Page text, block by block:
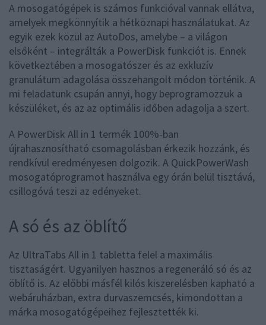
A mosogatógépek is számos funkcióval vannak ellátva,
amelyek megkönnyítik a hétköznapi használatukat. Az
egyik ezek közül az AutoDos, amelybe – a világon
elsőként – integrálták a PowerDisk funkciót is. Ennek
következtében a mosogatószer és az exkluzív
granulátum adagolása összehangolt módon történik. A
mi feladatunk csupán annyi, hogy beprogramozzuk a
készüléket, és az az optimális időben adagolja a szert.
A PowerDisk All in 1 termék 100%-ban
újrahasznosítható csomagolásban érkezik hozzánk, és
rendkívül eredményesen dolgozik. A QuickPowerWash
mosogatóprogramot használva egy órán belül tisztává,
csillogóvá teszi az edényeket.
A só és az öblítő
Az UltraTabs All in 1 tabletta felel a maximális
tisztaságért. Ugyanilyen hasznos a regeneráló só és az
öblítő is. Az előbbi másfél kilós kiszerelésben kapható a
webáruházban, extra durvaszemcsés, kimondottan a
márka mosogatógépeihez fejlesztették ki.